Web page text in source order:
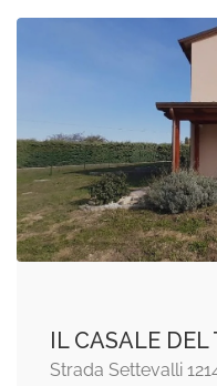
IL CASALE DEL
Strada Settevalli